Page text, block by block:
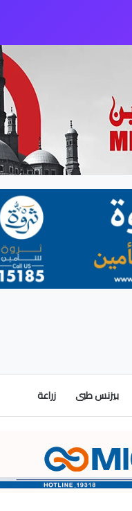
بيزنس طبى زراعة